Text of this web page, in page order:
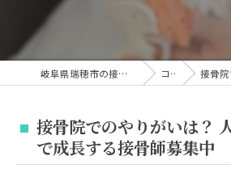
岐阜県瑞穂市の接骨院ならふれあい接骨院 コラム 接骨院でのや
接骨院でのやりがいは？
で成長する接骨師募集中